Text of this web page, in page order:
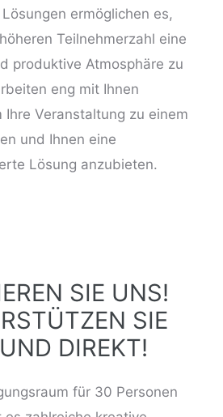
ermöglichen es,
Teilnehmerzahl eine
produktive Atmosphäre zu
eng mit Ihnen
Ihre Veranstaltung zu einem
und Ihnen eine
Lösung anzubieten.
SIE UNS!
SIE
DIREKT!
für 30 Personen